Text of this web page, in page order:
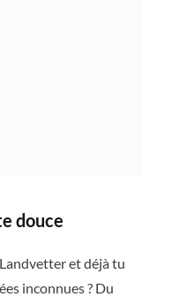
douce
et déjà tu
inconnues ? Du